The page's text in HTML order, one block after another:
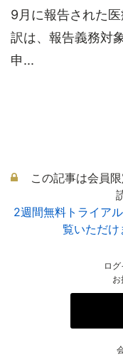
9月に報告された
訳は、報告義務対
申...
この記事は会員
2週間無料トライア
覧いただ
ロ